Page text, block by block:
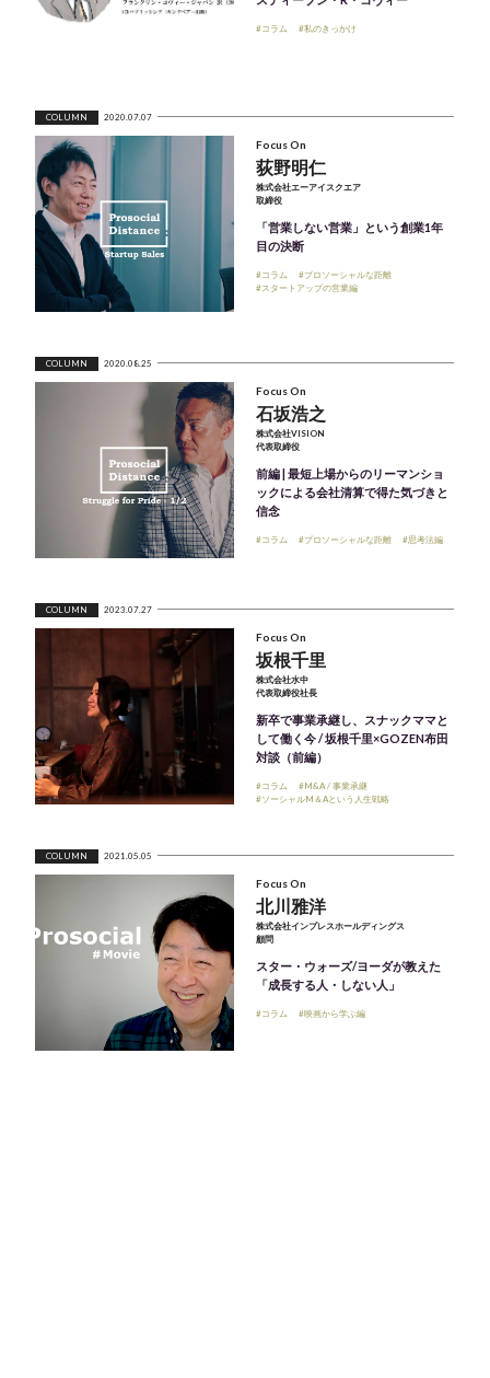
#コラム #私のきっかけ
COLUMN 2020.07.07
Focus On
荻野明仁
株式会社エーアイスクエア
取締役
「営業しない営業」という創業1年
目の決断
#コラム
#プロソーシャルな距離
#スタートアップの営業編
COLUMN 2020.08.25
Focus On
石坂浩之
株式会社VISION
代表取締役
前編 | 最短上場からのリーマンショ
ックによる会社清算で得た気づきと
信念
#コラム #プロソーシャルな距離 #思考法編
COLUMN 2023.07.27
Focus On
坂根千里
株式会社水中
代表取締役社長
新卒で事業承継し、スナックママと
して働く今 / 坂根千里×GOZEN布田
対談（前編）
#コラム
#M&A / 事業承継
#ソーシャルM＆Aという人生戦略
COLUMN 2021.05.05
Focus On
北川雅洋
株式会社インプレスホールディングス
顧問
スター・ウォーズ/ヨーダが教えた
「成長する人・しない人」
#コラム #映画から学ぶ編